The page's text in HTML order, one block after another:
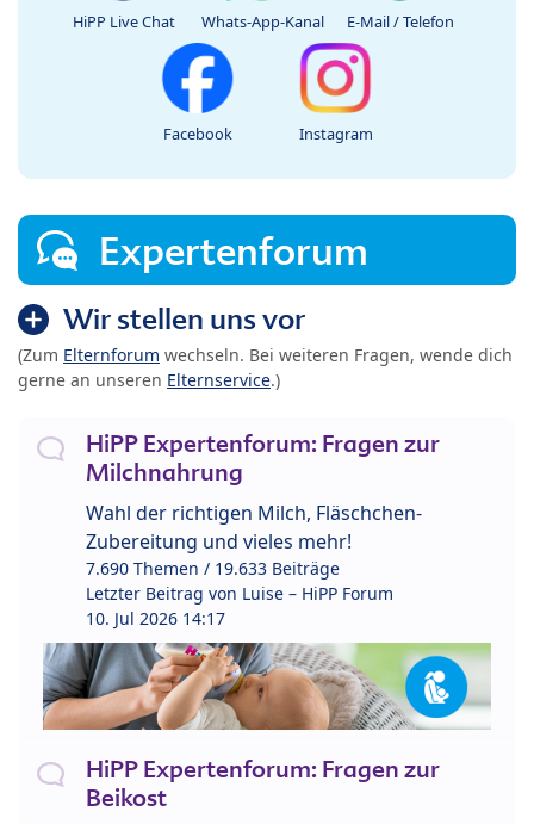
HiPP Live Chat Whats-App-Kanal E-Mail / Telefon
Facebook Instagram
Expertenforum
Wir stellen uns vor
(Zum Elternforum wechseln. Bei weiteren Fragen, wende dich
gerne an unseren Elternservice.)
HiPP Expertenforum: Fragen zur
Milchnahrung
Wahl der richtigen Milch, Fläschchen-
Zubereitung und vieles mehr!
7.690 Themen / 19.633 Beiträge
Letzter Beitrag von Luise – HiPP Forum
10. Jul 2026 14:17
HiPP Expertenforum: Fragen zur
Beikost